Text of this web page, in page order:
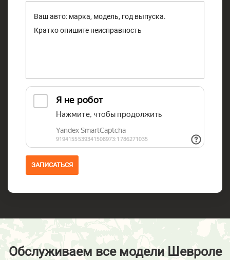
ЗАПИСАТЬСЯ
Обслуживаем все модели Шевроле